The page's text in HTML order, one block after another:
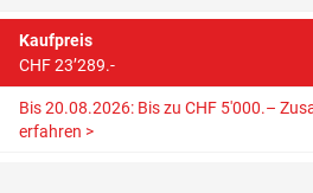
Kaufpreis
CHF 23’289.-
Bis 20.08.2026: Bis zu CHF 5'000.–
erfahren >